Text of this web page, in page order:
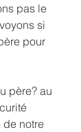
pas le
si
pour
père? au
de notre